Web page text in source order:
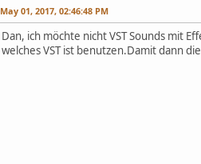
May 01, 2017, 02:46:48 PM
Dan, ich möchte nicht VST Sounds mit
welches VST ist benutzen.Damit dann